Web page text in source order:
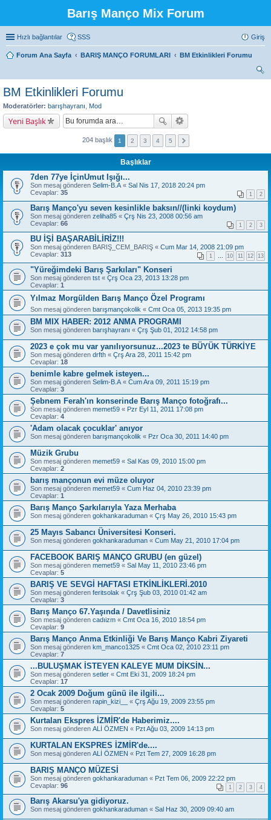
Barış Manço Mix Forum
Hızlı bağlantılar SSS Giriş
Forum Ana Sayfa BARIŞ MANÇO FORUMLARI BM Etkinlikleri Forumu
BM Etkinlikleri Forumu
Moderatörler: barışhayranı Mod
Yeni Başlık
204 başlık 1 2 3 4 5
Başlıklar
7den 77ye İçinUmut Işığı...
Son mesaj gönderen Selim-B.A « Sal Nis 17, 2018 20:24 pm
Cevaplar: 35 1 2
Barış Manço'yu seven kesinlikle baksın//(linki koydum)
Son mesaj gönderen zeliha85 « Çrş Nis 23, 2008 00:56 am
Cevaplar: 66 1 2 3
BU İŞİ BAŞARABİLİRİZ!!!
Son mesaj gönderen BARIŞ_CEM_BARIŞ « Cum Mar 14, 2008 21:09 pm
Cevaplar: 313 1 10 11 12 13
"Yüreğimdeki Barış Şarkıları" Konseri
Son mesaj gönderen tst « Çrş Oca 23, 2013 13:28 pm
Cevaplar: 1
Yılmaz Morgülden Barış Manço Özel Programı
Son mesaj gönderen barışmançokolik « Cmt Oca 05, 2013 19:35 pm
BM MIX HABER: 2012 ANMA PROGRAMI
Son mesaj gönderen barışhayranı « Çrş Şub 01, 2012 14:58 pm
2023 e çok mu var yanılıyorsunuz...2023 te BÜYÜK TÜRKİYE
Son mesaj gönderen drfth « Çrş Ara 28, 2011 15:42 pm
Cevaplar: 18
benimle kabre gelmek isteyen...
Son mesaj gönderen Selim-B.A « Cum Ara 09, 2011 15:19 pm
Cevaplar: 3
Şebnem Ferah'ın konserinde Barış Manço fotoğrafı...
Son mesaj gönderen memet59 « Pzr Eyl 11, 2011 17:08 pm
Cevaplar: 4
'Adam olacak çocuklar' anıyor
Son mesaj gönderen barışmançokolik « Pzr Oca 30, 2011 14:40 pm
Müzik Grubu
Son mesaj gönderen memet59 « Sal Kas 09, 2010 15:00 pm
Cevaplar: 2
barış mançonun evi müze oluyor
Son mesaj gönderen memet59 « Cum Haz 04, 2010 23:39 pm
Cevaplar: 1
Barış Manço Şarkılarıyla Yaza Merhaba
Son mesaj gönderen gokhankaraduman « Çrş May 26, 2010 15:43 pm
25 Mayıs Sabancı Üniversitesi Konseri.
Son mesaj gönderen gokhankaraduman « Cum May 21, 2010 17:04 pm
FACEBOOK BARIŞ MANÇO GRUBU (en güzel)
Son mesaj gönderen memet59 « Sal May 11, 2010 23:46 pm
Cevaplar: 5
BARIŞ VE SEVGİ HAFTASI ETKİNLİKLERİ.2010
Son mesaj gönderen feritsolak « Çrş Şub 03, 2010 01:42 am
Cevaplar: 3
Barış Manço 67.Yaşında / Davetlisiniz
Son mesaj gönderen cadıizm « Cmt Oca 16, 2010 18:54 pm
Cevaplar: 9
Barış Manço Anma Etkinliği Ve Barış Manço Kabri Ziyareti
Son mesaj gönderen km_manco1325 « Cmt Oca 02, 2010 23:11 pm
Cevaplar: 7
...BULUŞMAK İSTEYEN KALEYE MUM DİKSİN...
Son mesaj gönderen setler « Cmt Eki 31, 2009 18:24 pm
Cevaplar: 17
2 Ocak 2009 Doğum günü ile ilgili...
Son mesaj gönderen rapin_kizi__ « Çrş Ağu 19, 2009 23:55 pm
Cevaplar: 5
Kurtalan Ekspres İZMİR'de Haberimiz....
Son mesaj gönderen ALİ ÖZMEN « Pzt Ağu 03, 2009 14:13 pm
KURTALAN EKSPRES İZMİR'de....
Son mesaj gönderen ALİ ÖZMEN « Pzt Tem 27, 2009 16:28 pm
BARIŞ MANÇO MÜZESİ
Son mesaj gönderen gokhankaraduman « Pzt Tem 06, 2009 22:22 pm
Cevaplar: 96 1 2 3 4
Barış Akarsu'ya gidiyoruz.
Son mesaj gönderen gokhankaraduman « Sal Haz 30, 2009 09:40 am